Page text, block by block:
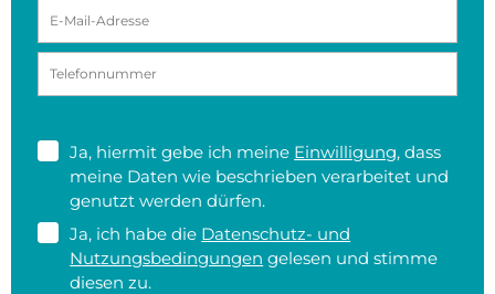
Ja, hiermit gebe ich meine Einwilligung, dass
meine Daten wie beschrieben verarbeitet und
genutzt werden dürfen.
Ja, ich habe die Datenschutz- und
Nutzungsbedingungen gelesen und stimme
diesen zu.